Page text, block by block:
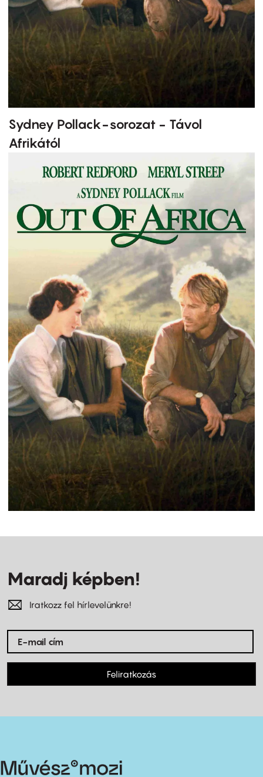
Sydney Pollack-sorozat - Távol
Afrikától
Maradj képben!
Iratkozz fel hírlevelünkre!
Feliratkozás